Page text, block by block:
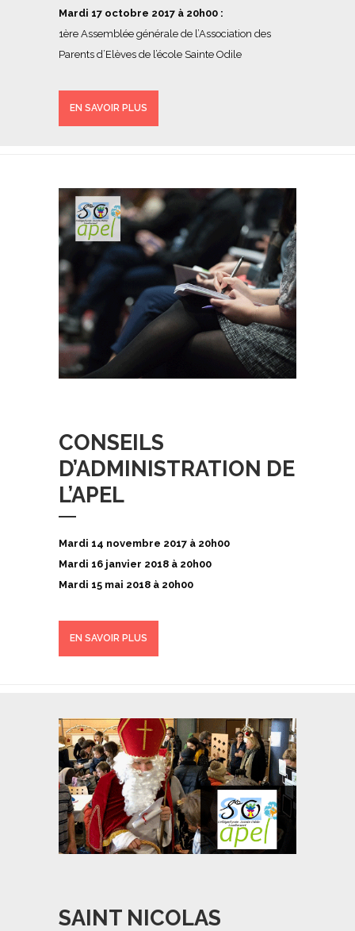
Mardi 17 octobre 2017 à 20h00 :
1ère Assemblée générale de l’Association des
Parents d’Elèves de l’école Sainte Odile
EN SAVOIR PLUS
CONSEILS
D’ADMINISTRATION DE
L’APEL
Mardi 14 novembre 2017 à 20h00
Mardi 16 janvier 2018 à 20h00
Mardi 15 mai 2018 à 20h00
EN SAVOIR PLUS
SAINT NICOLAS